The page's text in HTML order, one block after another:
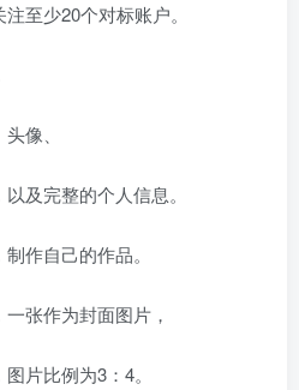
至少20个对标账户。
像、
及完整的个人信息。
作自己的作品。
张作为封面图片，
片比例为3：4。